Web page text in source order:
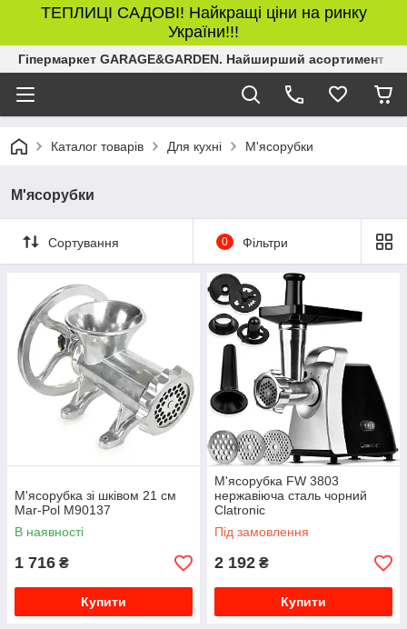
ТЕПЛИЦІ САДОВІ! Найкращі ціни на ринку
України!!!
Гіпермаркет GARAGE&GARDEN. Найширший асортимент
Каталог товарів Для кухні М'ясорубки
М'ясорубки
Сортування 0 Фільтри
М'ясорубка зі шківом 21 см
Mar-Pol M90137
В наявності
1 716 ₴
Купити
М'ясорубка FW 3803
нержавіюча сталь чорний
Clatronic
Під замовлення
2 192 ₴
Купити